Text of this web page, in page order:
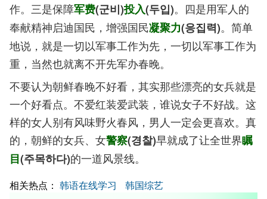
作。三是保障军费(군비)投入(두입)。四是用军人的
奉献精神启迪国民，增强国民凝聚力(응집력)。简单
地说，就是一切以军事工作为先，一切以军事工作为
重，当然也就离不开先军办春晚。
不要认为朝鲜春晚不好看，其实那些漂亮的女兵就是
一个好看点。不爱红装爱武装，谁说女子不好战。这
样的女人别有风味野火春风，男人一定会更喜欢。真
的，朝鲜的女兵、女警察(경찰)早就成了让全世界瞩
目(주목하다)的一道风景线。
相关热点： 韩语在线学习 韩国综艺